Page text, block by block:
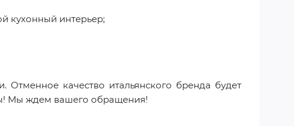
кухонный интерьер;
качество итальянского бренда будет
Мы ждем вашего обращения!